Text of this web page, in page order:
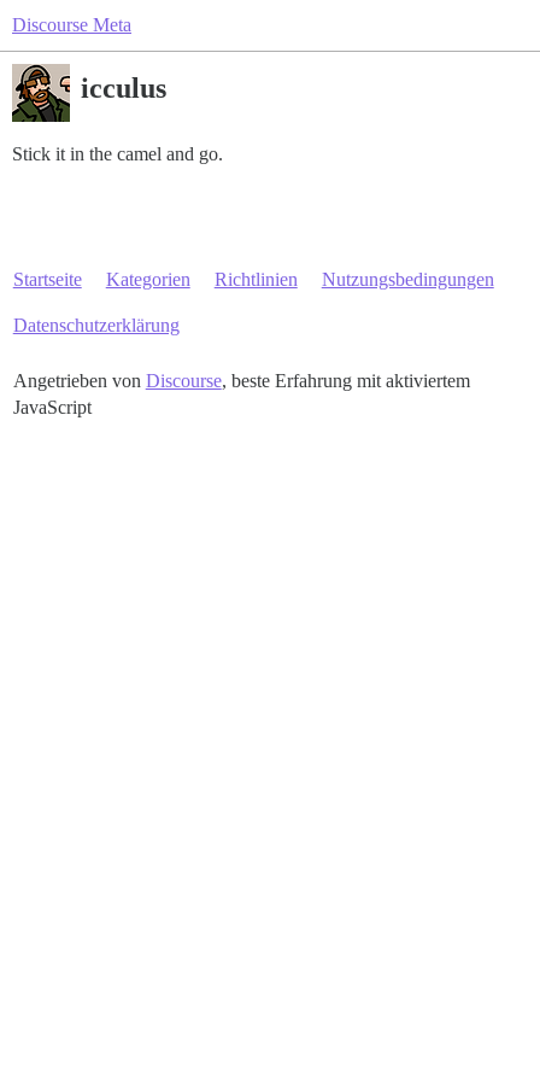
Discourse Meta
icculus
Stick it in the camel and go.
Startseite Kategorien Richtlinien Nutzungsbedingungen
Datenschutzerklärung
Angetrieben von Discourse, beste Erfahrung mit aktiviertem
JavaScript